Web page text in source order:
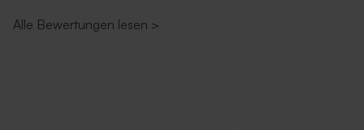
Alle Bewertungen lesen >